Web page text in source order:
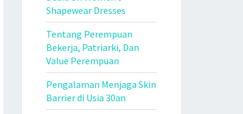
Shapewear Dresses
Tentang Perempuan
Bekerja, Patriarki, Dan
Value Perempuan
Pengalaman Menjaga Skin
Barrier di Usia 30an